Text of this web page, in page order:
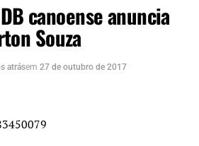
canoense anuncia
Souza
atrásem 27 de outubro de 2017